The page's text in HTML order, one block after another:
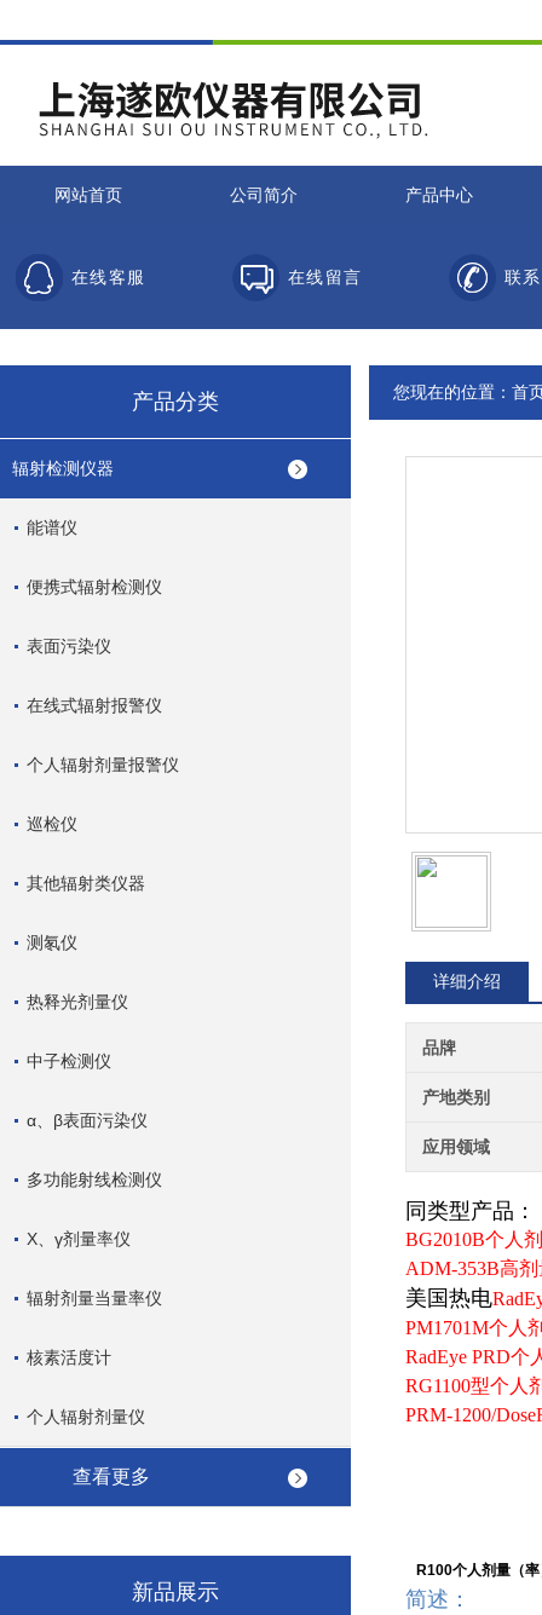
网站首页 公司简介 产品中心
在线客服 在线留言 联
产品分类
辐射检测仪器
能谱仪
便携式辐射检测仪
表面污染仪
在线式辐射报警仪
个人辐射剂量报警仪
巡检仪
其他辐射类仪器
测氡仪
热释光剂量仪
中子检测仪
α、β表面污染仪
多功能射线检测仪
X、γ剂量率仪
辐射剂量当量率仪
核素活度计
个人辐射剂量仪
查看更多
新品展示
您现在的位置： 首
详细介绍
品牌
产地类别
应用领域
同类型产品：
BG2010B个人
ADM-353B高
美国热电
PM1701M个人
RadEye PRD个
RG1100型个人
PRM-1200/
R100个人剂量（
简述：